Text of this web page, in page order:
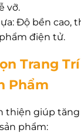
vỡ.
Độ bền cao,
điện tử.
Trang
Phẩm
thiện giúp
phẩm: